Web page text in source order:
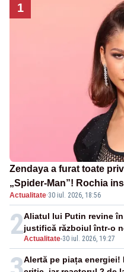
1
Zendaya a furat toate
„Spider-Man”! Rochia
făcut senzație
Actualitate·30 iul. 2026, 18:56
2Actualitate-30 iul. 2026, 19:27
Aliatul lui Putin revine
justifică războiul într-o
Alertă pe piața energiei!